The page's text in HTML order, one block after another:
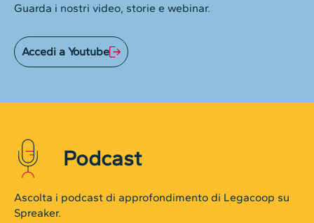
Guarda i nostri video, storie e webinar.
Accedi a Youtube
Podcast
Ascolta i podcast di approfondimento di Legacoop su
Spreaker.